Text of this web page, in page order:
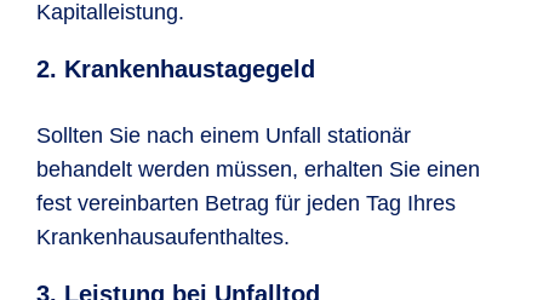
Kapitalleistung.
2. Krankenhaustagegeld
Sollten Sie nach einem Unfall stationär
behandelt werden müssen, erhalten Sie einen
fest vereinbarten Betrag für jeden Tag Ihres
Krankenhausaufenthaltes.
3. Leistung bei Unfalltod